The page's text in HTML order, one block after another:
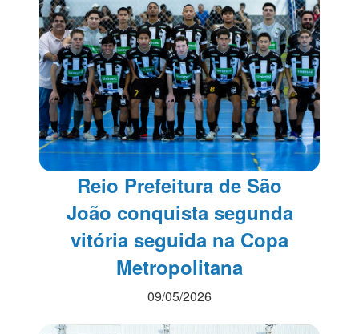
Reio Prefeitura de São
João conquista segunda
vitória seguida na Copa
Metropolitana
09/05/2026